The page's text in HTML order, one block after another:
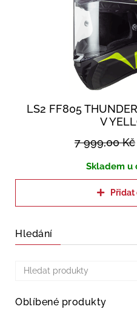
LS2 FF805
V
7 999,00Kč
Skladem u
Přidat
Hledání
Oblíbené produkty